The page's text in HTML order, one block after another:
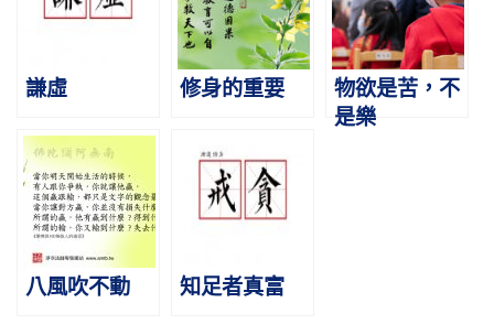
謙虛 修身的重要
物欲是苦，不
是樂
八風吹不動 知足者真富